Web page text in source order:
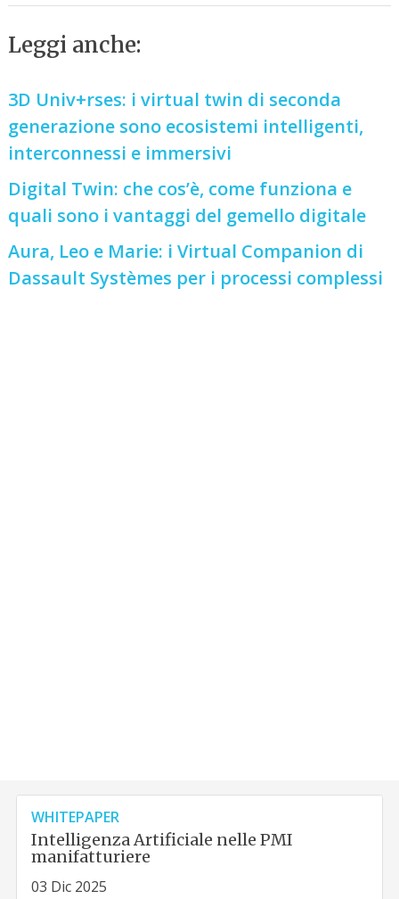
Leggi anche:
3D Univ+rses: i virtual twin di seconda
generazione sono ecosistemi intelligenti,
interconnessi e immersivi
Digital Twin: che cos’è, come funziona e
quali sono i vantaggi del gemello digitale
Aura, Leo e Marie: i Virtual Companion di
Dassault Systèmes per i processi complessi
WHITEPAPER
Intelligenza Artificiale nelle PMI
manifatturiere
03 Dic 2025